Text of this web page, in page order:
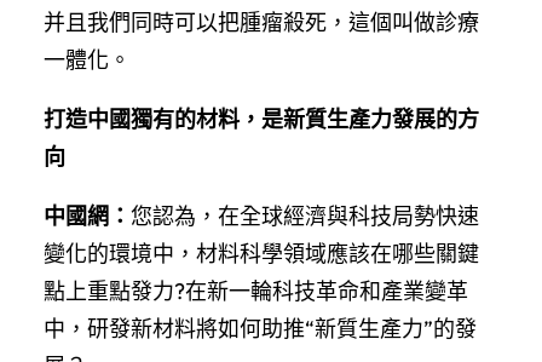
并且我們同時可以把腫瘤殺死，這個叫做診療
一體化。
打造中國獨有的材料，是新質生產力發展的方
向
中國網： 您認為，在全球經濟與科技局勢快速
變化的環境中，材料科學領域應該在哪些關鍵
點上重點發力?在新一輪科技革命和產業變革
中，研發新材料將如何助推“新質生產力”的發